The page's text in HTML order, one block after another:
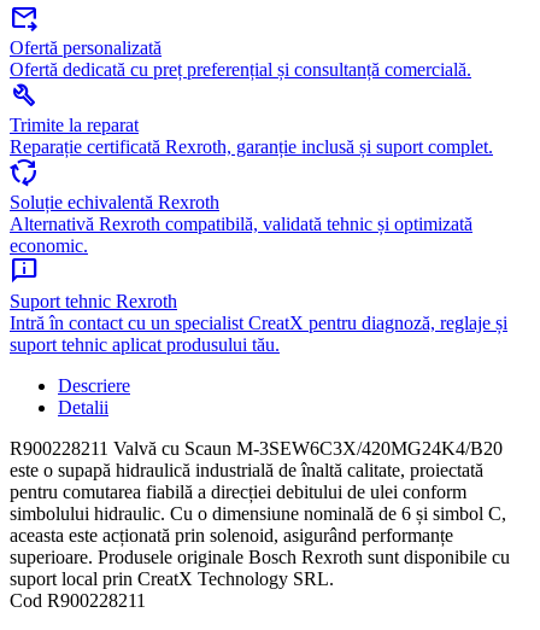
forward_to_inbox
Ofertă personalizată
Ofertă dedicată cu preț preferențial și consultanță comercială.
build
Trimite la reparat
Reparație certificată Rexroth, garanție inclusă și suport complet.
cycle
Soluție echivalentă Rexroth
Alternativă Rexroth compatibilă, validată tehnic și optimizată
economic.
chat_info
Suport tehnic Rexroth
Intră în contact cu un specialist CreatX pentru diagnoză, reglaje și
suport tehnic aplicat produsului tău.
Descriere
Detalii
R900228211 Valvă cu Scaun M-3SEW6C3X/420MG24K4/B20
este o supapă hidraulică industrială de înaltă calitate, proiectată
pentru comutarea fiabilă a direcției debitului de ulei conform
simbolului hidraulic. Cu o dimensiune nominală de 6 și simbol C,
aceasta este acționată prin solenoid, asigurând performanțe
superioare. Produsele originale Bosch Rexroth sunt disponibile cu
suport local prin CreatX Technology SRL.
Cod R900228211